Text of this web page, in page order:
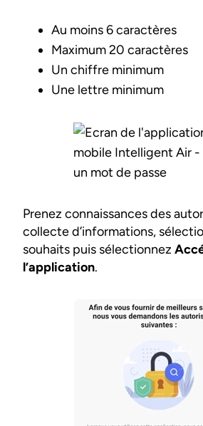
Au moins 6 caractères
Maximum 20 caractères
Un chiffre minimum
Une lettre minimum
Prenez connaissances des
collecte d’informations,
souhaits puis sélectionnez
l’application.